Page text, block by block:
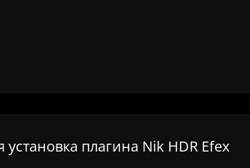
плагина Nik HDR Efex